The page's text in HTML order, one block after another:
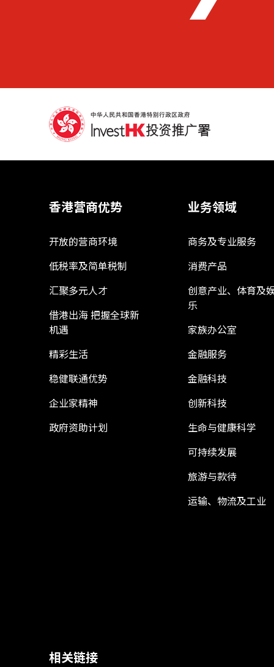
香港营商优势
开放的营商环境
低税率及简单税制
汇聚多元人才
借港出海 把握全球新
机遇
精彩生活
稳健联通优势
企业家精神
政府资助计划
业务领域
商务及专业服务
消费产品
创意产业、体育及
乐
家族办公室
金融服务
金融科技
创新科技
生命与健康科学
可持续发展
旅游与款待
运输、物流及工业
相关链接